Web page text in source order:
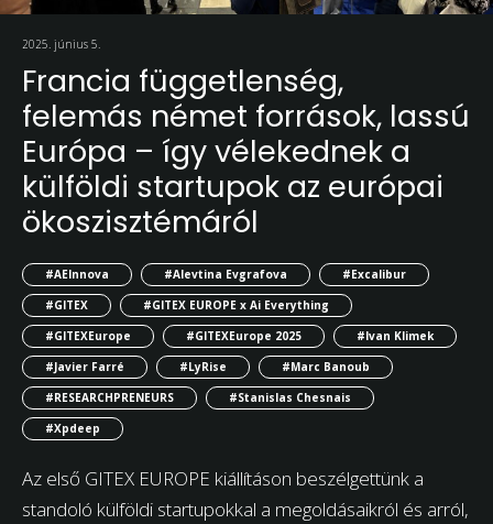
2025. június 5.
Francia függetlenség,
felemás német források, lassú
Európa – így vélekednek a
külföldi startupok az európai
ökoszisztémáról
#AEInnova #Alevtina Evgrafova
#Excalibur
#GITEX
#GITEX EUROPE x Ai Everything
#GITEXEurope
#GITEXEurope 2025
#Ivan Klimek
#Javier Farré
#LyRise
#Marc Banoub
#RESEARCHPRENEURS
#Stanislas Chesnais
#Xpdeep
Az első GITEX EUROPE kiállításon beszélgettünk a
standoló külföldi startupokkal a megoldásaikról és arról,